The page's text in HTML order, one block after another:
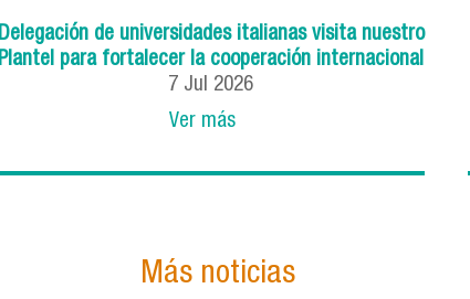
Delegación de universidades italianas visita nuestro
Plantel para fortalecer la cooperación internacional
7 Jul 2026
Ver más
Más noticias